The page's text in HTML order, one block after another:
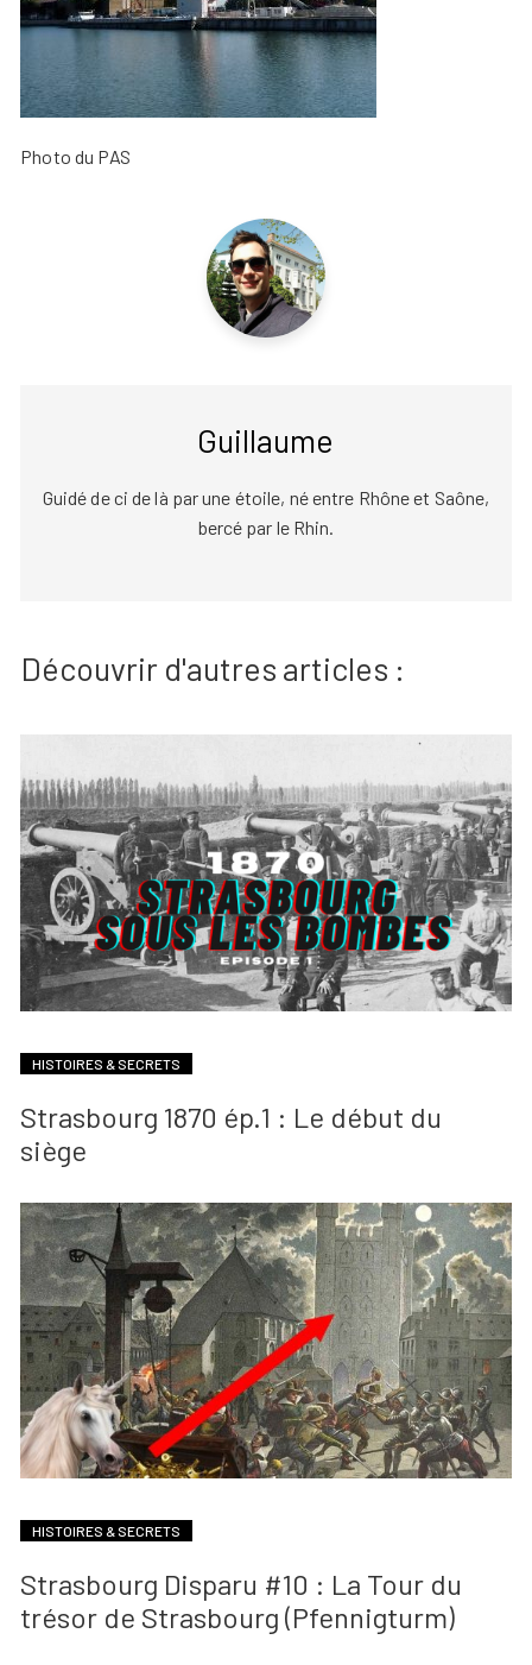
Photo du PAS
Guillaume
Guidé de ci de là par une étoile, né entre Rhône et Saône,
bercé par le Rhin.
Découvrir d'autres articles :
HISTOIRES & SECRETS
Strasbourg 1870 ép.1 : Le début du
siège
HISTOIRES & SECRETS
Strasbourg Disparu #10 : La Tour du
trésor de Strasbourg (Pfennigturm)